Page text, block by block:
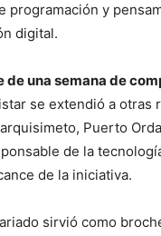
programación y
digital.
una semana de
se extendió a otras
Puerto
de la
de la iniciativa.
sirvió como